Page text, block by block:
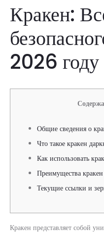
Кракен:
2026 году
Общие сведения о
Что такое кракен
Как использовать
Преимущества
Текущие ссылки и
Кракен представляет собой